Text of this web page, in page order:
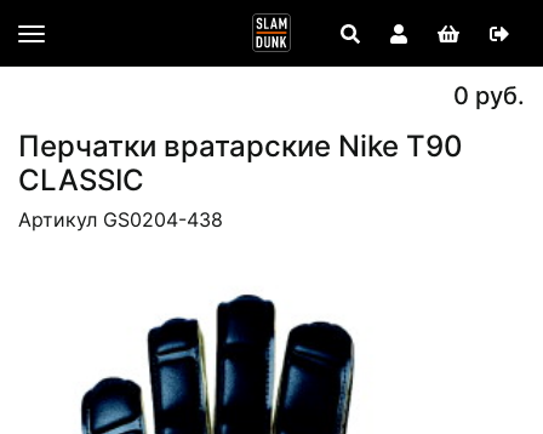
0 руб.
Перчатки вратарские Nike T90
CLASSIC
Артикул GS0204-438